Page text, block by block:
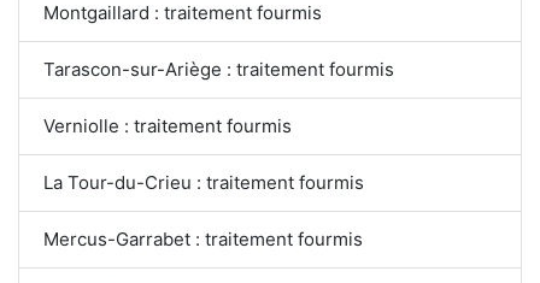
Montgaillard : traitement fourmis
Tarascon-sur-Ariège : traitement fourmis
Verniolle : traitement fourmis
La Tour-du-Crieu : traitement fourmis
Mercus-Garrabet : traitement fourmis